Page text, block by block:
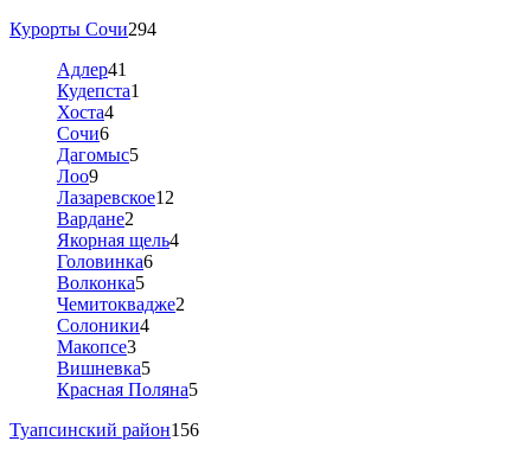
Курорты Сочи294
Адлер41
Кудепста1
Хоста4
Сочи6
Дагомыс5
Лоо9
Лазаревское12
Вардане2
Якорная щель4
Головинка6
Волконка5
Чемитоквадже2
Солоники4
Макопсе3
Вишневка5
Красная Поляна5
Туапсинский район156